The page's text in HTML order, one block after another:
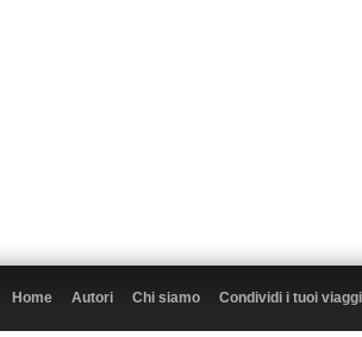
Home Autori Chi siamo Condividi i tuoi viaggi